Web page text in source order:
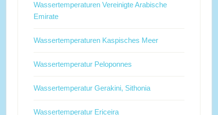
Wassertemperaturen Vereinigte Arabische
Emirate
Wassertemperaturen Kaspisches Meer
Wassertemperatur Peloponnes
Wassertemperatur Gerakini, Sithonia
Wassertemperatur Ericeira